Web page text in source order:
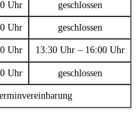
Uhr geschlossen
Uhr geschlossen
Uhr 13:30 Uhr – 16:00 Uhr
Uhr geschlossen